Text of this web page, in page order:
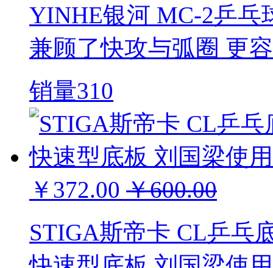
YINHE银河 MC-2乒乓
兼顾了快攻与弧圈 更
销量310
￥372.00 ￥600.00
STIGA斯帝卡 CL乒乓